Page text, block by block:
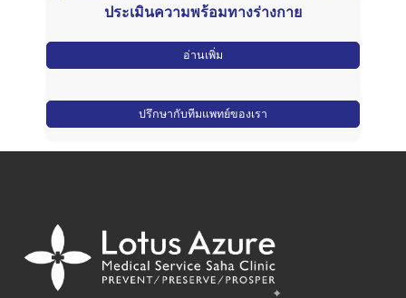
ประเมินความพร้อมทางร่างกาย
อ่านเพิ่ม
ปรึกษากับทีมแพทย์ของเรา